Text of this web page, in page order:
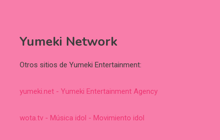
Yumeki Network
Otros sitios de Yumeki Entertainment:
yumeki.net - Yumeki Entertainment Agency
wota.tv - Música idol - Movimiento idol